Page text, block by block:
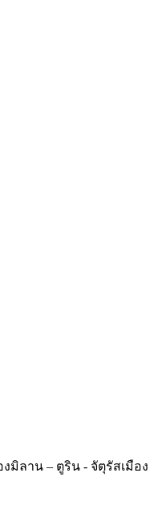
มิลาน – ตูริน - จัตุรัสเมือง